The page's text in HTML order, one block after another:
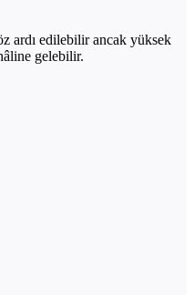
ardı edilebilir ancak yüksek
gelebilir.